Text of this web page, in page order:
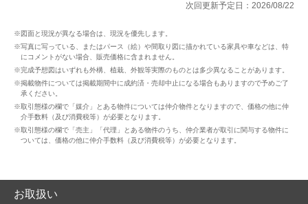
次回更新予定日：2026/08/22
※図面と現況が異なる場合は、現況を優先します。
※写真に写っている、またはパース（絵）や間取り図に描かれている家具や車などは、特
にコメントがない場合、販売価格に含まれません。
※完成予想図はいずれも外構、植栽、外観等実際のものとは多少異なることがあります。
※掲載物件については掲載期間中に成約済・売却中止になる場合もありますので予めご了
承ください。
※取引態様の欄で「媒介」とある物件については仲介物件となりますので、価格の他に仲
介手数料（及び消費税等）が必要となります。
※取引態様の欄で「売主」「代理」とある物件のうち、仲介業者が取引に関与する物件に
ついては、価格の他に仲介手数料（及び消費税等）が必要となります。
お取扱い